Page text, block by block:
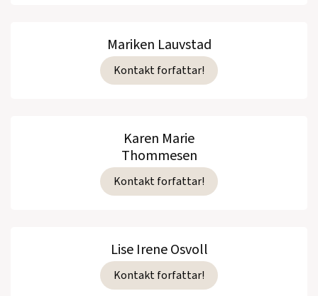
Mariken Lauvstad
Kontakt forfattar!
Karen Marie
Thommesen
Kontakt forfattar!
Lise Irene Osvoll
Kontakt forfattar!